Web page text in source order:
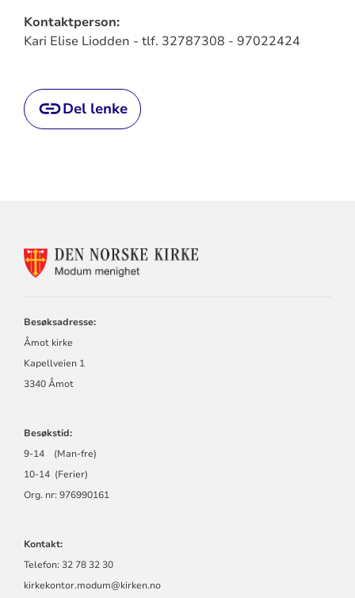
Kontaktperson:
Kari Elise Liodden - tlf. 32787308 - 97022424
Del lenke
KONTAKTINFORMASJON
Besøksadresse:
Åmot kirke
Kapellveien 1
3340 Åmot
Besøkstid:
9-14 (Man-fre)
10-14 (Ferier)
Org. nr: 976990161
Kontakt:
Telefon: 32 78 32 30
kirkekontor.modum@kirken.no